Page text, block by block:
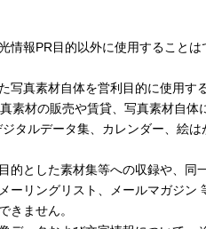
情報PR目的以外に使用することは
写真素材自体を営利目的に使用す
素材の販売や賃貸、写真素材自体
タルデータ集、カレンダー、絵は
的とした素材集等への収録や、同
ーリングリスト、メールマガジン
きません。